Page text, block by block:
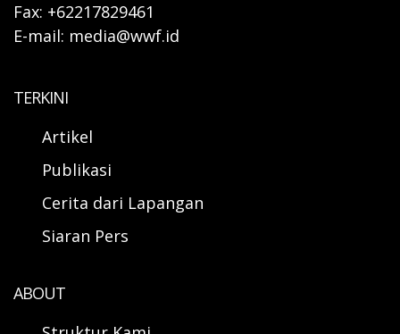
Fax: +62217829461
E-mail: media@wwf.id
TERKINI
Artikel
Publikasi
Cerita dari Lapangan
Siaran Pers
ABOUT